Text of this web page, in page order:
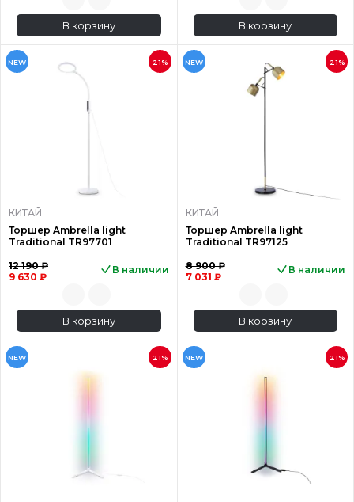
В корзину В корзину
NEW 21%
КИТАЙ
Торшер Ambrella light
Traditional TR97701
12 190 ₽
9 630 ₽
В наличии
В корзину
NEW 21%
КИТАЙ
Торшер Ambrella light
Traditional TR97125
8 900 ₽
7 031 ₽
В наличии
В корзину
NEW 21% NEW 21%